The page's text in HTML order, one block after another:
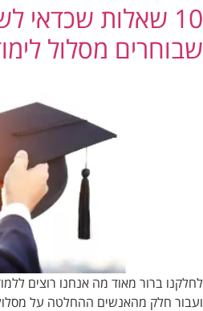
10 שאלות שכדאי
שבוחרים מסלול
לחלקנו ברור מאוד מה אנחנו רוצים
ועבור חלק מהאנשים ההחלטה על